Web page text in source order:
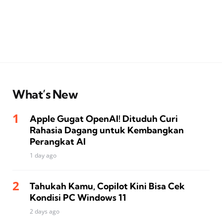
What’s New
Apple Gugat OpenAI! Dituduh Curi
Rahasia Dagang untuk Kembangkan
Perangkat AI
1 day ago
Tahukah Kamu, Copilot Kini Bisa Cek
Kondisi PC Windows 11
2 days ago